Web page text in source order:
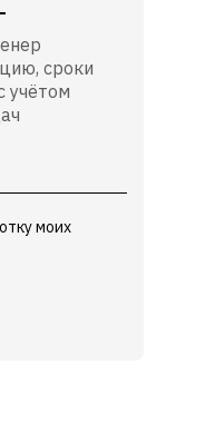
сроки
учётом
моих